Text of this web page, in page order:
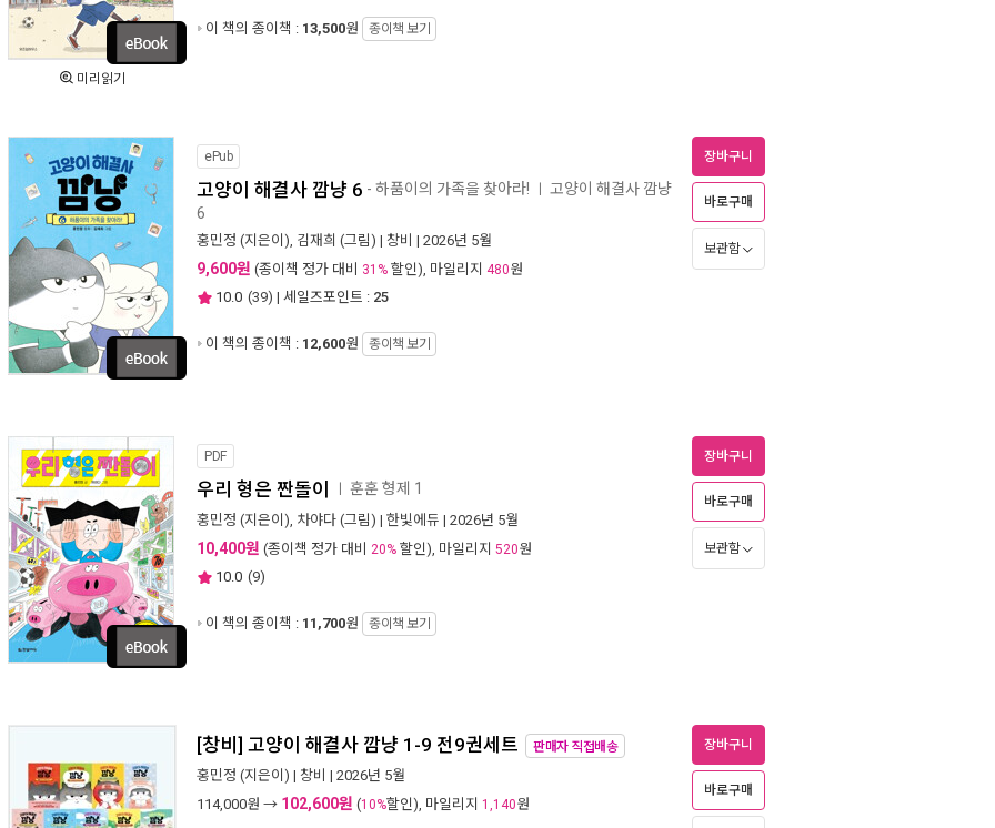
미리읽기
이 책의 종이책 : 13,500원 종이책 보기
ePub
고양이 해결사 깜냥 6 - 하품이의 가족을 찾아라! 고양이 해결사 깜냥
6
홍민정 (지은이), 김재희 (그림) | 창비 | 2026년 5월
9,600원 (종이책 정가 대비 31% 할인), 마일리지 480원
10.0 (39) | 세일즈포인트 : 25
이 책의 종이책 : 12,600원 종이책 보기
장바구니
바로구매
보관함
PDF
우리 형은 짠돌이 훈훈 형제 1
홍민정 (지은이), 차야다 (그림) | 한빛에듀 | 2026년 5월
10,400원 (종이책 정가 대비 20% 할인), 마일리지 520원
10.0 (9)
이 책의 종이책 : 11,700원 종이책 보기
장바구니
바로구매
보관함
[창비] 고양이 해결사 깜냥 1-9 전9권세트 판매자 직접배송
홍민정 (지은이) | 창비 | 2026년 5월
114,000원 → 102,600원 (10%할인), 마일리지 1,140원
장바구니
바로구매